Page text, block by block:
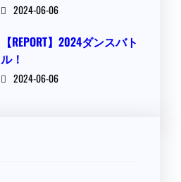
2024-06-06
【REPORT】2024ダンスバト
ル！
2024-06-06